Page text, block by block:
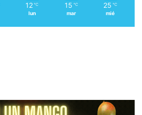
12 ℃
lun
15 ℃
mar
25 ℃
mié